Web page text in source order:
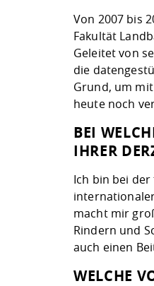
Von 2007 bis
Fakultät
Geleitet von
die
Grund, um
heute noch
BEI
IHRER
Ich bin bei
macht mir
Rindern und
auch einen
WELCHE